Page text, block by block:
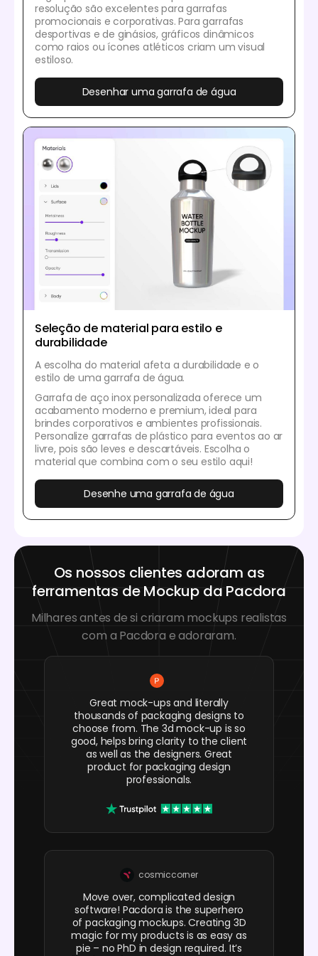
resolução são excelentes para garrafas
promocionais e corporativas. Para garrafas
desportivas e de ginásios, gráficos dinâmicos
como raios ou ícones atléticos criam um visual
estiloso.
Desenhar uma garrafa de água
Seleção de material para estilo e
durabilidade
A escolha do material afeta a durabilidade e o
estilo de uma garrafa de água.
Garrafa de aço inox personalizada oferece um
acabamento moderno e premium, ideal para
brindes corporativos e ambientes profissionais.
Personalize garrafas de plástico para eventos ao ar
livre, pois são leves e descartáveis. Escolha o
material que combina com o seu estilo aqui!
Desenhe uma garrafa de água
Os nossos clientes adoram as
ferramentas de Mockup da Pacdora
Milhares antes de si criaram mockups realistas
com a Pacdora e adoraram.
Great mock-ups and literally
thousands of packaging designs to
choose from. The 3d mock-up is so
good, helps bring clarity to the client
as well as the designers. Great
product for packaging design
professionals.
cosmiccorner
Move over, complicated design
software! Pacdora is the superhero
of packaging mockups. Creating 3D
magic for my products is as easy as
pie – no PhD in design required. It’s